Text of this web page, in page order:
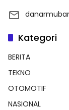
Kategori
BERITA
TEKNO
OTOMOTIF
NASIONAL